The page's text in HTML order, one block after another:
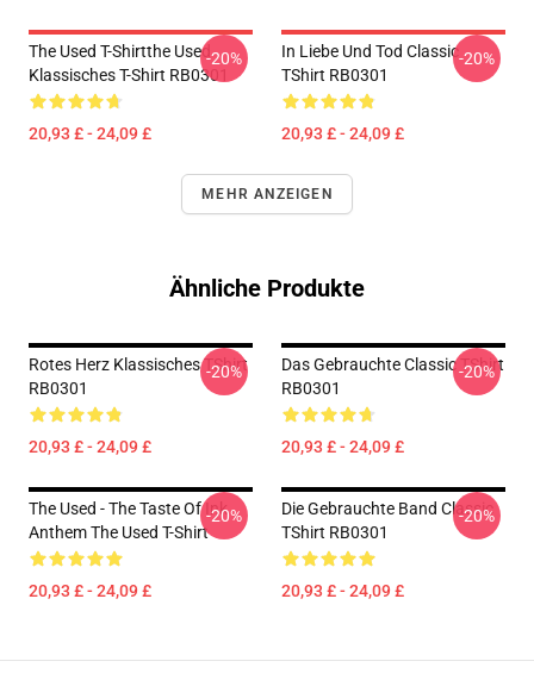
The Used T-Shirtthe Used
Klassisches T-Shirt RB0301
20,93 £ - 24,09 £
-20%
In Liebe Und Tod Classic
TShirt RB0301
20,93 £ - 24,09 £
-20%
MEHR ANZEIGEN
Ähnliche Produkte
Rotes Herz Klassisches TShirt
RB0301
20,93 £ - 24,09 £
-20%
Das Gebrauchte Classic TShirt
RB0301
20,93 £ - 24,09 £
-20%
The Used - The Taste Of Ink
Anthem The Used T-Shirt
20,93 £ - 24,09 £
-20%
Die Gebrauchte Band Classic
TShirt RB0301
20,93 £ - 24,09 £
-20%